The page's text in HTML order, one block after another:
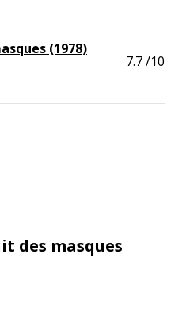
(1978)
7.7/10
des masques